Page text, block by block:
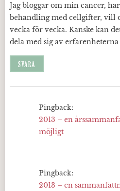
Jag bloggar om min cancer,
behandling med cellgifter, vill
vecka för vecka. Kanske kan
dela med sig av erfarenheterna
SVARA
Pingback:
2013 – en
möjligt
Pingback:
2013 – en